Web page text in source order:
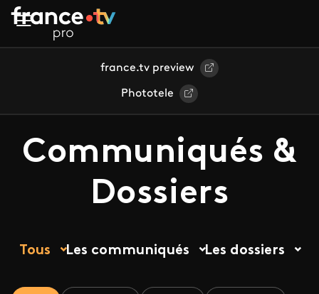
Aller au contenu principal
france.tv preview
Phototele
Communiqués &
Dossiers
Tous Les communiqués Les dossiers